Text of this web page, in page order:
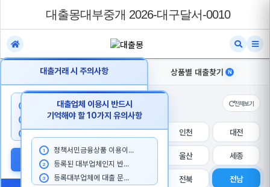
대출거래 시 주의사항
대출 상담시 본인이 대출한...
대출을 목적으로 첫거래 고...
대출몽 담당자를 사칭하...
내용 자세히 보기 >
대출업체 이용시 반드시
기억해야 할 10가지 유의사항
1 정책서민금융상품 이용이...
2 등록된 대부업체인지 반...
3 등록대부업체에 대출 문...
대출몽대부중개 2026-대구달서-0010
내지역 대출찾기 N 상품별 대출찾기 N
지역 선택 전체보기
전체 서울 경기 인천 대전
대구 부산 광주 울산 세종
강원 충북 충남 전북 전남